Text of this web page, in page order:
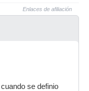
Enlaces de afiliación
se definio